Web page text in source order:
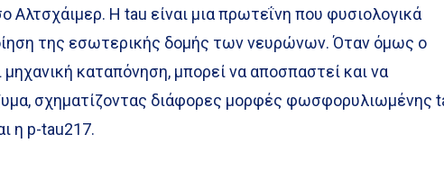
Αλτσχάιμερ. Η tau είναι μια πρωτεΐνη που φυσιολογικά
της εσωτερικής δομής των νευρώνων. Όταν όμως ο
καταπόνηση, μπορεί να αποσπαστεί και να
σχηματίζοντας διάφορες μορφές φωσφορυλιωμένης
η p-tau217.